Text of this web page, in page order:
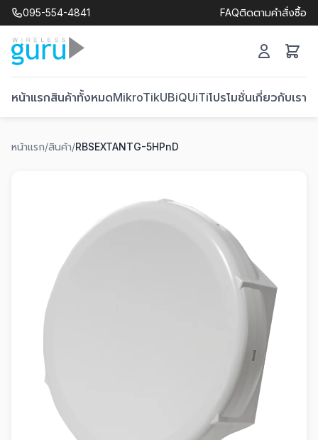
095-554-4841 FAQติดตามคำสั่งซื้อ
หน้าแรกสินค้าทั้งหมดMikroTikUBiQUiTiโปรโมชั่นเกี่ยวกับเรา
หน้าแรก/สินค้า/RBSEXTANTG-5HPnD